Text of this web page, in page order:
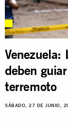
Venezuela:
deben
terremoto
SÁBADO, 27 DE JUNIO,